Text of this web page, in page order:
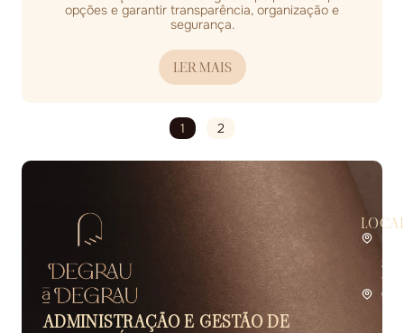
opções e garantir transparência, organização e
segurança.
LER MAIS
1 2
ADMINISTRAÇÃO E GESTÃO DE
2.º